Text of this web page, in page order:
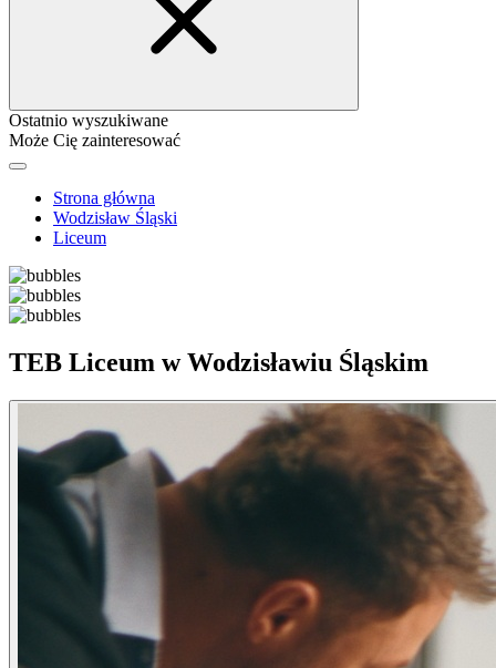
Ostatnio wyszukiwane
Może Cię zainteresować
Strona główna
Wodzisław Śląski
Liceum
TEB Liceum w Wodzisławiu Śląskim